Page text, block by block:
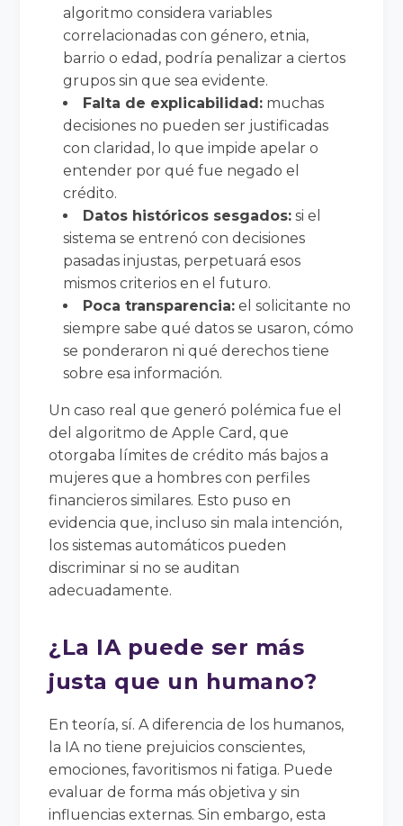
algoritmo considera variables
correlacionadas con género, etnia,
barrio o edad, podría penalizar a ciertos
grupos sin que sea evidente.
Falta de explicabilidad: muchas
decisiones no pueden ser justificadas
con claridad, lo que impide apelar o
entender por qué fue negado el
crédito.
Datos históricos sesgados: si el
sistema se entrenó con decisiones
pasadas injustas, perpetuará esos
mismos criterios en el futuro.
Poca transparencia: el solicitante no
siempre sabe qué datos se usaron, cómo
se ponderaron ni qué derechos tiene
sobre esa información.
Un caso real que generó polémica fue el
del algoritmo de Apple Card, que
otorgaba límites de crédito más bajos a
mujeres que a hombres con perfiles
financieros similares. Esto puso en
evidencia que, incluso sin mala intención,
los sistemas automáticos pueden
discriminar si no se auditan
adecuadamente.
¿La IA puede ser más
justa que un humano?
En teoría, sí. A diferencia de los humanos,
la IA no tiene prejuicios conscientes,
emociones, favoritismos ni fatiga. Puede
evaluar de forma más objetiva y sin
influencias externas. Sin embargo, esta